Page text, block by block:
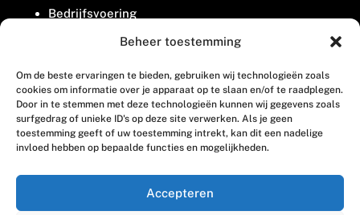
Beheer toestemming
Om de beste ervaringen te bieden, gebruiken wij technologieën zoals
cookies om informatie over je apparaat op te slaan en/of te raadplegen.
Door in te stemmen met deze technologieën kunnen wij gegevens zoals
surfgedrag of unieke ID's op deze site verwerken. Als je geen
toestemming geeft of uw toestemming intrekt, kan dit een nadelige
invloed hebben op bepaalde functies en mogelijkheden.
Accepteren
Bedrijfsvoering
Belangenbehartiging
Contact
Houttuinlaan 8
3447 GM Woerden